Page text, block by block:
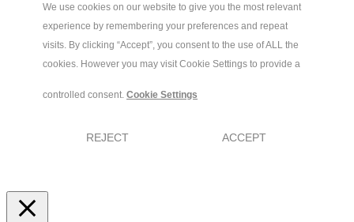
We use cookies on our website to give you the most relevant
experience by remembering your preferences and repeat
visits. By clicking “Accept”, you consent to the use of ALL the
cookies. However you may visit Cookie Settings to provide a
controlled consent. Cookie Settings
REJECT ACCEPT